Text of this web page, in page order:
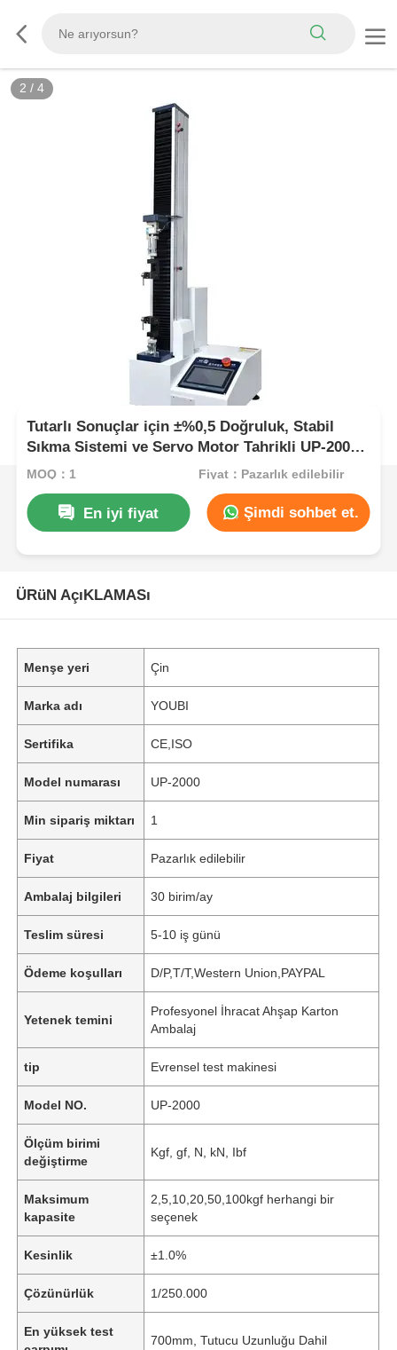
3 / 4
Tutarlı Sonuçlar için ±%0,5 Doğruluk, Stabil
Sıkma Sistemi ve Servo Motor Tahrikli UP-2000
Soyulma Mukavemeti Test Cihazı
MOQ：1 Fiyat：Pazarlık edilebilir
En iyi fiyat Şimdi sohbet et.
ÜRüN AçıKLAMASı
Menşe yeri Çin
Marka adı YOUBI
Sertifika CE,ISO
Model numarası UP-2000
Min sipariş miktarı 1
Fiyat Pazarlık edilebilir
Ambalaj bilgileri 30 birim/ay
Teslim süresi 5-10 iş günü
Ödeme koşulları D/P,T/T,Western Union,PAYPAL
Yetenek temini
Profesyonel İhracat Ahşap Karton
Ambalaj
tip Evrensel test makinesi
Model NO. UP-2000
Ölçüm birimi
değiştirme
Kgf, gf, N, kN, Ibf
Maksimum
kapasite
2,5,10,20,50,100kgf herhangi bir
seçenek
Kesinlik ±1.0%
Çözünürlük 1/250.000
En yüksek test
700mm, Tutucu Uzunluğu Dahil